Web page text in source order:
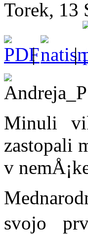
Torek, 13
| |
Minuli
zastopali
v
svojo